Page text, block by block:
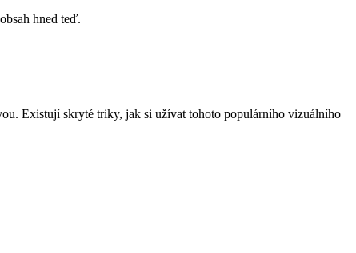
hned teď.
Existují skryté triky, jak si užívat tohoto populárního vizuálního